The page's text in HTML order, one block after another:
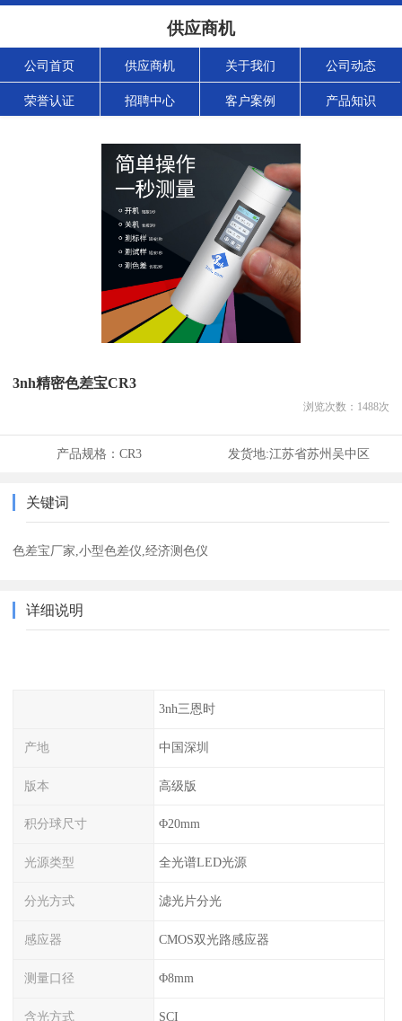
供应商机
公司首页 供应商机 关于我们 公司动态
荣誉认证 招聘中心 客户案例 产品知识
3nh精密色差宝CR3
浏览次数： 1488次
产品规格：CR3 发货地:江苏省苏州吴中区
关键词
色差宝厂家,小型色差仪,经济测色仪
详细说明
3nh三恩时
产地 中国深圳
版本 高级版
积分球尺寸 Φ20mm
光源类型 全光谱LED光源
分光方式 滤光片分光
感应器 CMOS双光路感应器
测量口径 Φ8mm
含光方式 SCI